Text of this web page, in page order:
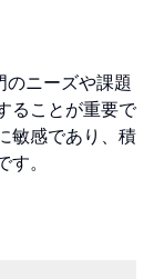
のニーズや課題
ることが重要で
敏感であり、積
。